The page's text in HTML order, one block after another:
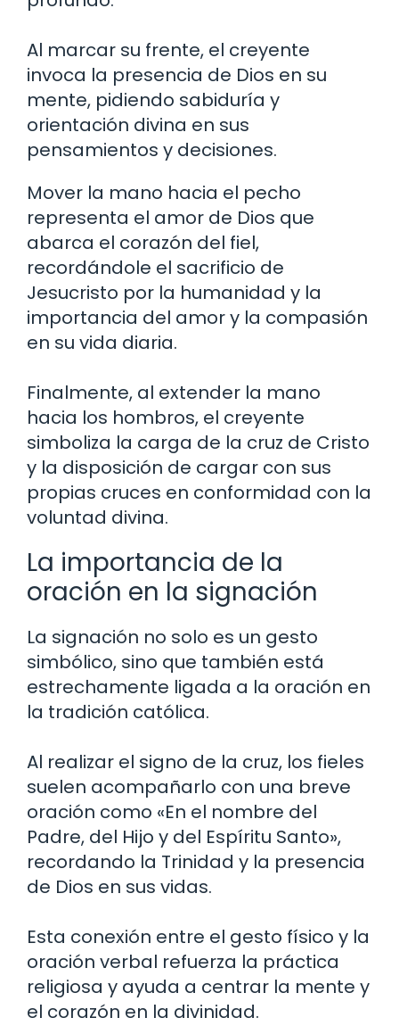
Al marcar su frente, el creyente
invoca la presencia de Dios en su
mente, pidiendo sabiduría y
orientación divina en sus
pensamientos y decisiones.
Mover la mano hacia el pecho
representa el amor de Dios que
abarca el corazón del fiel,
recordándole el sacrificio de
Jesucristo por la humanidad y la
importancia del amor y la compasión
en su vida diaria.
Finalmente, al extender la mano
hacia los hombros, el creyente
simboliza la carga de la cruz de Cristo
y la disposición de cargar con sus
propias cruces en conformidad con la
voluntad divina.
La importancia de la
oración en la signación
La signación no solo es un gesto
simbólico, sino que también está
estrechamente ligada a la oración en
la tradición católica.
Al realizar el signo de la cruz, los fieles
suelen acompañarlo con una breve
oración como «En el nombre del
Padre, del Hijo y del Espíritu Santo»,
recordando la Trinidad y la presencia
de Dios en sus vidas.
Esta conexión entre el gesto físico y la
oración verbal refuerza la práctica
religiosa y ayuda a centrar la mente y
el corazón en la divinidad.